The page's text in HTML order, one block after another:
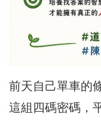
前天自己單車的
這組四碼密碼，